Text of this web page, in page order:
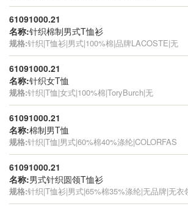
61091000.21
名称:针织棉制男式T恤衫
规格:针织|T恤衫|男式|100%棉|品牌LACOSTE|无
61091000.21
名称:针织女T恤
规格:针织|T恤|女式|100%棉|ToryBurch|无
61091000.21
名称:棉制男T恤
规格:针织|T恤|男式|60%棉40%涤纶|COLORFAS
61091000.21
名称:男式针织圆领T恤衫
规格:针织|T恤衫|男式|65%棉35%涤纶|无品牌|无衣